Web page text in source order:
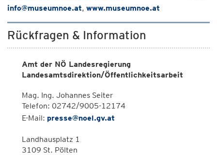
info@museumnoe.at, www.museumnoe.at
Rückfragen & Information
Amt der NÖ Landesregierung
Landesamtsdirektion/Öffentlichkeitsarbeit
Mag. Ing. Johannes Seiter
Telefon: 02742/9005-12174
E-Mail: presse@noel.gv.at
Landhausplatz 1
3109 St. Pölten